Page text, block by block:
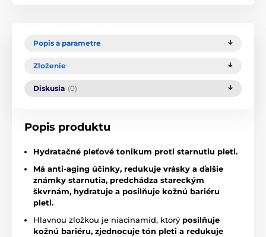
Popis a parametre
Zloženie
Diskusia (0)
Popis produktu
Hydratačné pleťové tonikum proti starnutiu pleti.
Má anti-aging účinky, redukuje vrásky a ďalšie
známky starnutia, predchádza stareckým
škvrnám, hydratuje a posilňuje kožnú bariéru
pleti.
Hlavnou zložkou je niacinamid, ktorý posilňuje
kožnú bariéru, zjednocuje tón pleti a redukuje